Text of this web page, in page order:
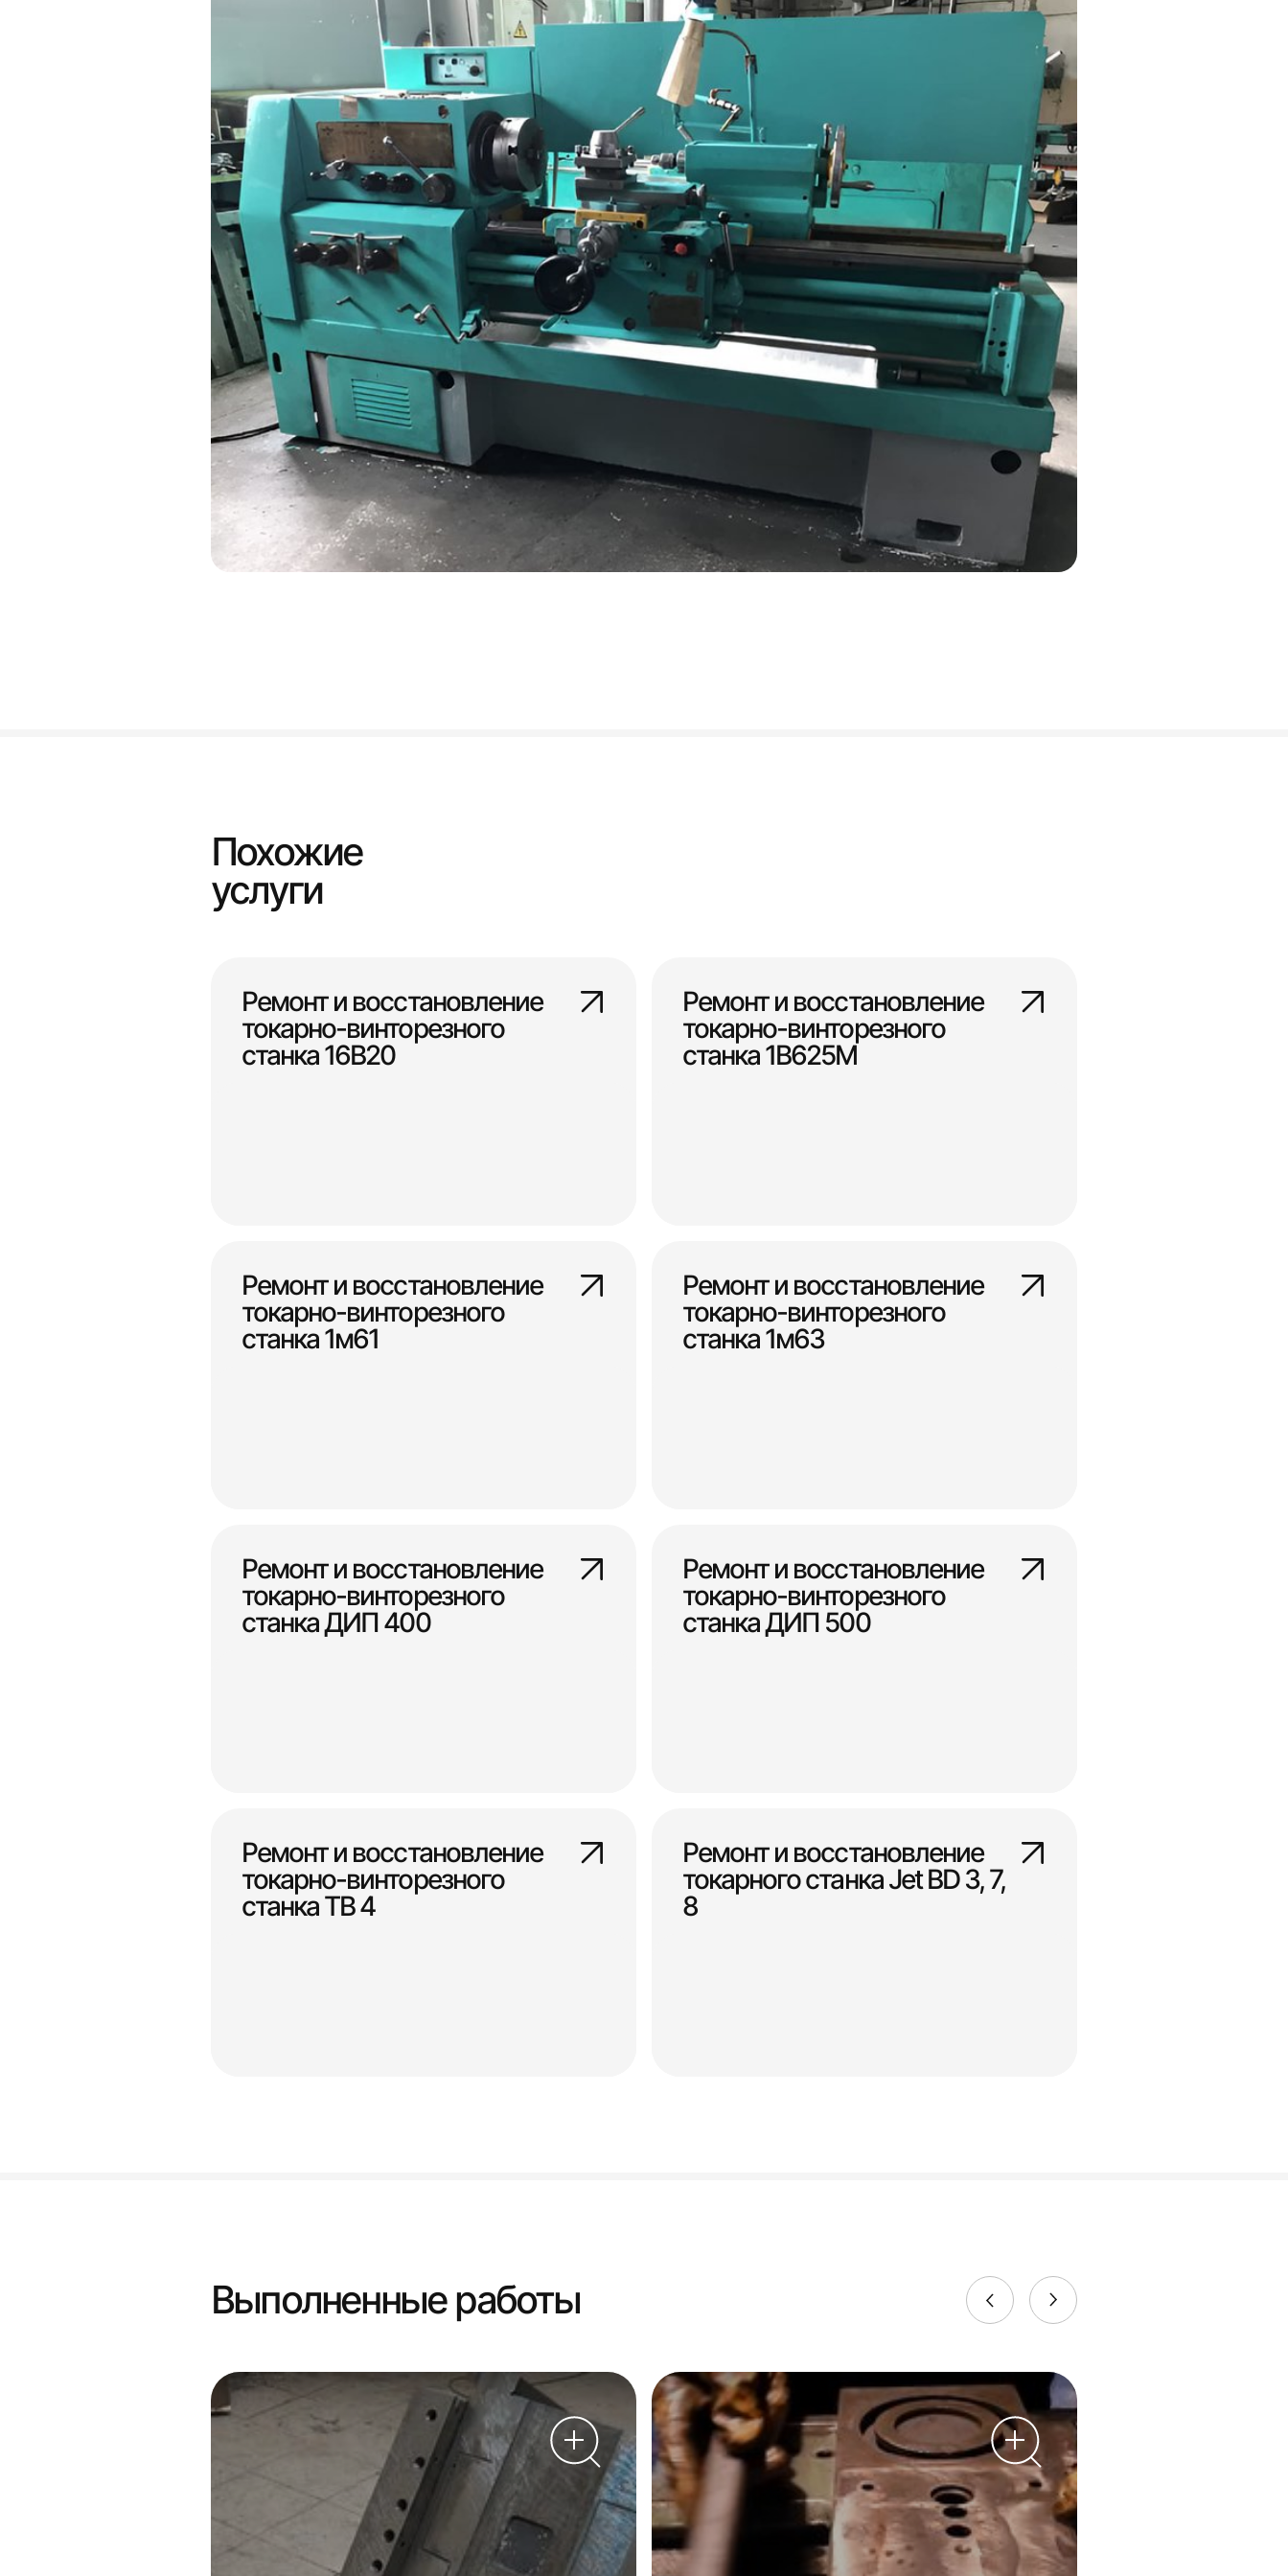
Похожие
услуги
Ремонт и восстановление
токарно-винторезного
станка 16В20
Ремонт и восстановление
токарно-винторезного
станка 1В625М
Ремонт и восстановление
токарно-винторезного
станка 1м61
Ремонт и восстановление
токарно-винторезного
станка 1м63
Ремонт и восстановление
токарно-винторезного
станка ДИП 400
Ремонт и восстановление
токарно-винторезного
станка ДИП 500
Ремонт и восстановление
токарно-винторезного
станка ТВ 4
Ремонт и восстановление
токарного станка Jet BD 3, 7,
8
Выполненные работы